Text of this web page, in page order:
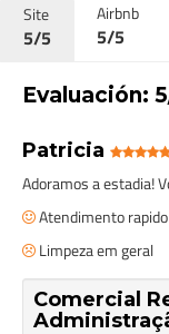
Site
5/5
Airbnb
5/5
Evaluación:
Patricia
Adoramos a estadia!
Atendimento rapido
Limpeza em geral
Comercial